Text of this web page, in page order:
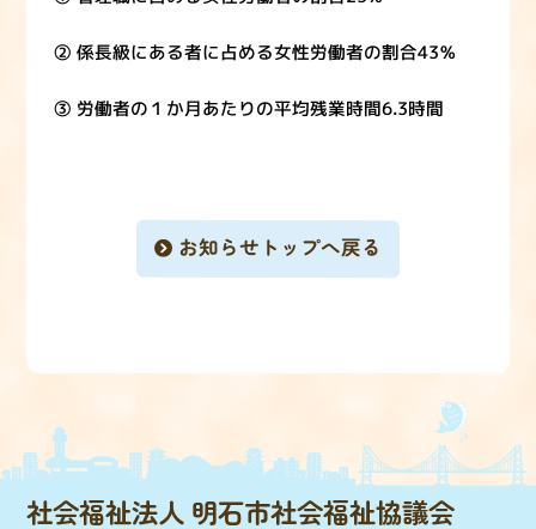
② 係長級にある者に占める女性労働者の割合43％
③ 労働者の１か月あたりの平均残業時間6.3時間
お知らせトップへ戻る
社会福祉法人 明石市社会福祉協議会